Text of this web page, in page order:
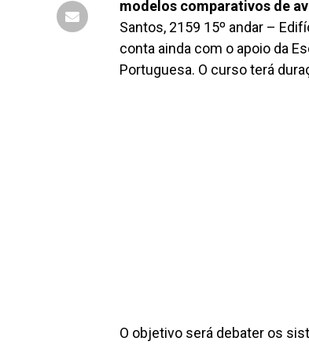
modelos comparativos de
Santos, 2159 15º andar –
conta ainda com o apoio da
Portuguesa. O curso terá
O objetivo será debater os